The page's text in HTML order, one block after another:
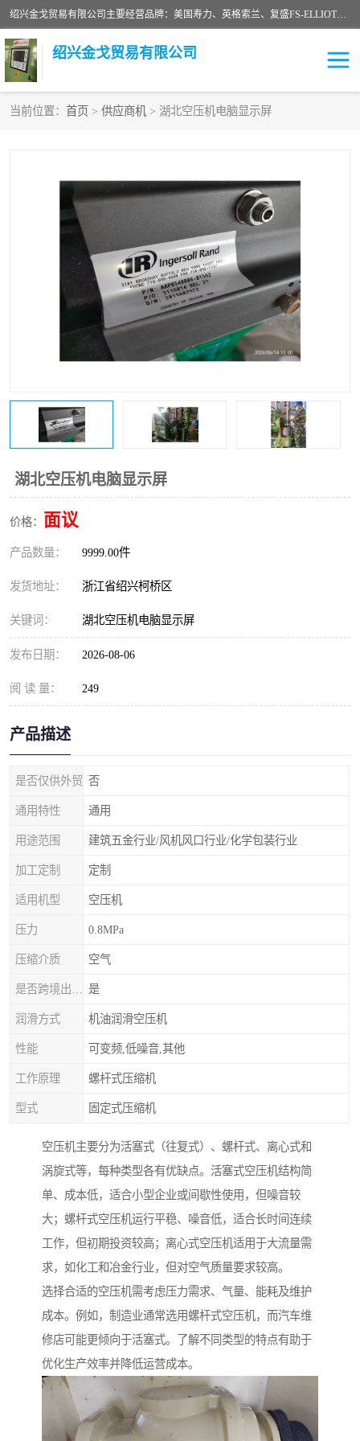
绍兴金戈贸易有限公司主要经营品牌：美国寿力、英格索兰、复盛FS-ELLIOTT，库伯COOPER、阿特拉斯等品牌空压机及配件销售；承接全厂空气压缩机管理、维护保养；节能改造；气体干燥机销售、维护、维修、保养。销售各种品牌空压机空气滤芯、油滤芯、油气分离器；精密过滤器滤芯；除油雾滤芯；抽真空滤芯，消音器，疏水器。劳务承接：全厂空压机维修保养工程，安装工程；移机或汰换工程；节能改造工程等。
绍兴金戈贸易有限公司
当前位置： 首页 > 供应商机 > 湖北空压机电脑显示屏
湖北空压机电脑显示屏
价格： 面议
产品数量： 9999.00件
发货地址： 浙江省绍兴柯桥区
关键词： 湖北空压机电脑显示屏
发布日期： 2026-08-06
阅 读 量： 249
产品描述
是否仅供外贸 否
通用特性 通用
用途范围 建筑五金行业/风机风口行业/化学包装行业
加工定制 定制
适用机型 空压机
压力 0.8MPa
压缩介质 空气
是
润滑方式 机油润滑空压机
性能 可变频,低噪音,其他
工作原理 螺杆式压缩机
型式 固定式压缩机
空压机主要分为活塞式（往复式）、螺杆式、离心式和
涡旋式等，每种类型各有优缺点。活塞式空压机结构简
单、成本低，适合小型企业或间歇性使用，但噪音较
大；螺杆式空压机运行平稳、噪音低，适合长时间连续
工作，但初期投资较高；离心式空压机适用于大流量需
求，如化工和冶金行业，但对空气质量要求较高。
选择合适的空压机需考虑压力需求、气量、能耗及维护
成本。例如，制造业通常选用螺杆式空压机，而汽车维
修店可能更倾向于活塞式。了解不同类型的特点有助于
优化生产效率并降低运营成本。
超级冷却剂 英格索兰配件
中车鼓风机 闽台富源特种陶瓷
美国寿力空压机零部件 英格索兰离心机空滤芯
英格索兰COOPER离心机 库伯卡麦隆离心机零件
微电脑控制器 离心式压缩机高速转子组
空气过滤器 阿特拉斯
CAMERON空压机维修 CAMERON空压机显示屏